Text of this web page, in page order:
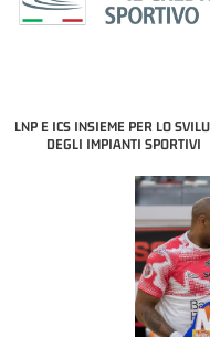
LNP E ICS INSIEME PER LO
DEGLI IMPIANTI SPORTIVI